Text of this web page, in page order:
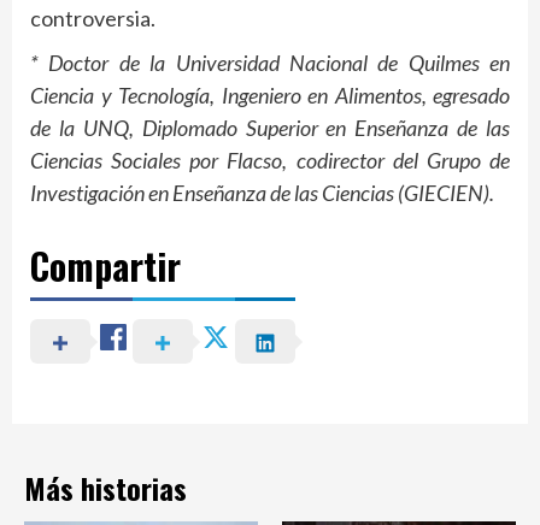
controversia.
* Doctor de la Universidad Nacional de Quilmes en
Ciencia y Tecnología, Ingeniero en Alimentos, egresado
de la UNQ, Diplomado Superior en Enseñanza de las
Ciencias Sociales por Flacso, codirector del Grupo de
Investigación en Enseñanza de las Ciencias (GIECIEN).
Compartir
Más historias